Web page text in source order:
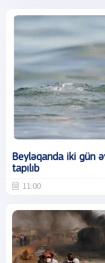
Beyləqanda iki gün
tapılıb
11:00